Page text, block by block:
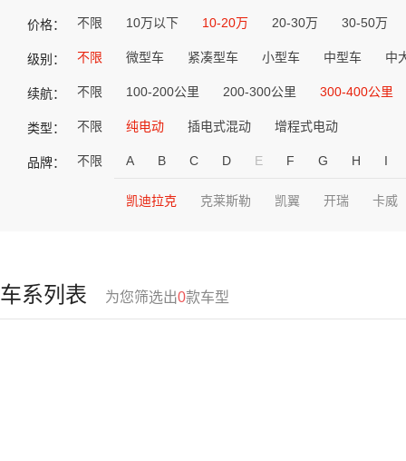
价格： 不限 10万以下 10-20万 20-30万 30-50万
级别： 不限 微型车 紧凑型车 小型车 中型车 中
续航： 不限 100-200公里 200-300公里 300-400公里
类型： 不限 纯电动 插电式混动 增程式电动
品牌： 不限 A B C D E F G H I
凯迪拉克 克莱斯勒 凯翼 开瑞 卡威
车系列表 为您筛选出0款车型